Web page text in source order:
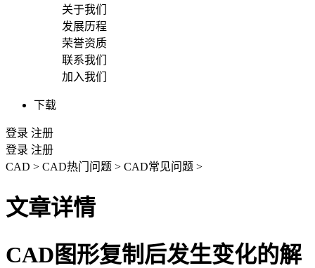
关于我们
发展历程
荣誉资质
联系我们
加入我们
下载
登录 注册
登录 注册
CAD > CAD热门问题 > CAD常见问题 >
文章详情
CAD图形复制后发生变化的解